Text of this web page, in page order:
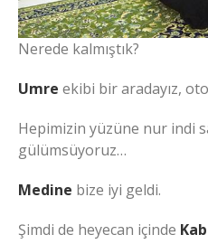
Nerede kalmıştık?
Umre ekibi bir aradayız,
Hepimizin yüzüne nur indi
gülümsüyoruz…
Medine bize iyi geldi.
Şimdi de heyecan içinde